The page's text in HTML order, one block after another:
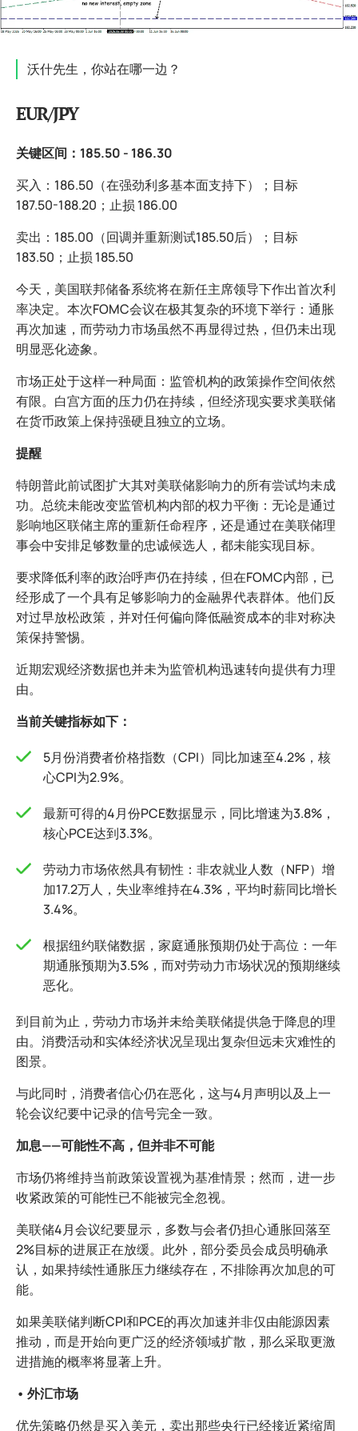
沃什先生，你站在哪一边？
EUR/JPY
关键区间：185.50 - 186.30
买入：186.50（在强劲利多基本面支持下）；目标
187.50-188.20；止损 186.00
卖出：185.00（回调并重新测试185.50后）；目标
183.50；止损 185.50
今天，美国联邦储备系统将在新任主席领导下作出首次利
率决定。本次FOMC会议在极其复杂的环境下举行：通胀
再次加速，而劳动力市场虽然不再显得过热，但仍未出现
明显恶化迹象。
市场正处于这样一种局面：监管机构的政策操作空间依然
有限。白宫方面的压力仍在持续，但经济现实要求美联储
在货币政策上保持强硬且独立的立场。
提醒
特朗普此前试图扩大其对美联储影响力的所有尝试均未成
功。总统未能改变监管机构内部的权力平衡：无论是通过
影响地区联储主席的重新任命程序，还是通过在美联储理
事会中安排足够数量的忠诚候选人，都未能实现目标。
要求降低利率的政治呼声仍在持续，但在FOMC内部，已
经形成了一个具有足够影响力的金融界代表群体。他们反
对过早放松政策，并对任何偏向降低融资成本的非对称决
策保持警惕。
近期宏观经济数据也并未为监管机构迅速转向提供有力理
由。
当前关键指标如下：
5月份消费者价格指数（CPI）同比加速至4.2%，核
心CPI为2.9%。
最新可得的4月份PCE数据显示，同比增速为3.8%，
核心PCE达到3.3%。
劳动力市场依然具有韧性：非农就业人数（NFP）增
加17.2万人，失业率维持在4.3%，平均时薪同比增长
3.4%。
根据纽约联储数据，家庭通胀预期仍处于高位：一年
期通胀预期为3.5%，而对劳动力市场状况的预期继续
恶化。
到目前为止，劳动力市场并未给美联储提供急于降息的理
由。消费活动和实体经济状况呈现出复杂但远未灾难性的
图景。
与此同时，消费者信心仍在恶化，这与4月声明以及上一
轮会议纪要中记录的信号完全一致。
加息——可能性不高，但并非不可能
市场仍将维持当前政策设置视为基准情景；然而，进一步
收紧政策的可能性已不能被完全忽视。
美联储4月会议纪要显示，多数与会者仍担心通胀回落至
2%目标的进展正在放缓。此外，部分委员会成员明确承
认，如果持续性通胀压力继续存在，不排除再次加息的可
能。
如果美联储判断CPI和PCE的再次加速并非仅由能源因素
推动，而是开始向更广泛的经济领域扩散，那么采取更激
进措施的概率将显著上升。
• 外汇市场
优先策略仍然是买入美元，卖出那些央行已经接近紧缩周